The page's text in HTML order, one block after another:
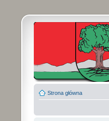
Strona główna